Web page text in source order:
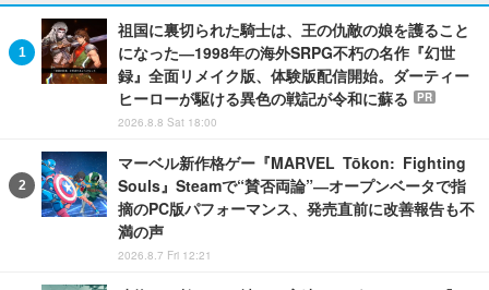
祖国に裏切られた騎士は、王の仇敵の娘を護ること
になった―1998年の海外SRPG不朽の名作『幻世
録』全面リメイク版、体験版配信開始。ダーティー
ヒーローが駆ける異色の戦記が令和に蘇る
PR
2026.8.8 Sat 18:00
マーベル新作格ゲー『MARVEL Tōkon: Fighting
Souls』Steamで“賛否両論”―オープンベータで指
摘のPC版パフォーマンス、発売直前に改善報告も不
満の声
2026.8.7 Fri 12:21